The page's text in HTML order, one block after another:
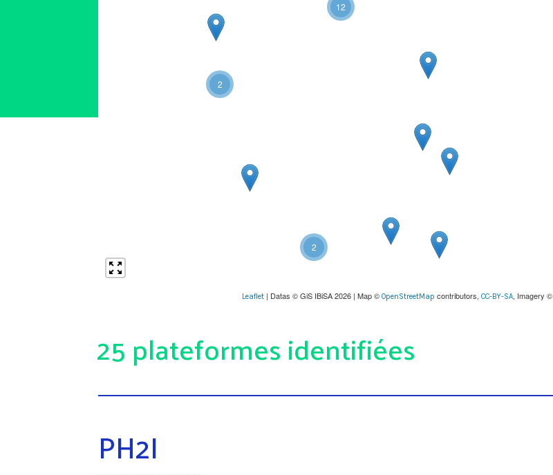
2
2
12
Leaflet| Datas © GiS IBiSA 2026 | Map © OpenStreetMap contributors, CC-BY-SA, Imagery ©
25 plateformes identifiées
PH2I